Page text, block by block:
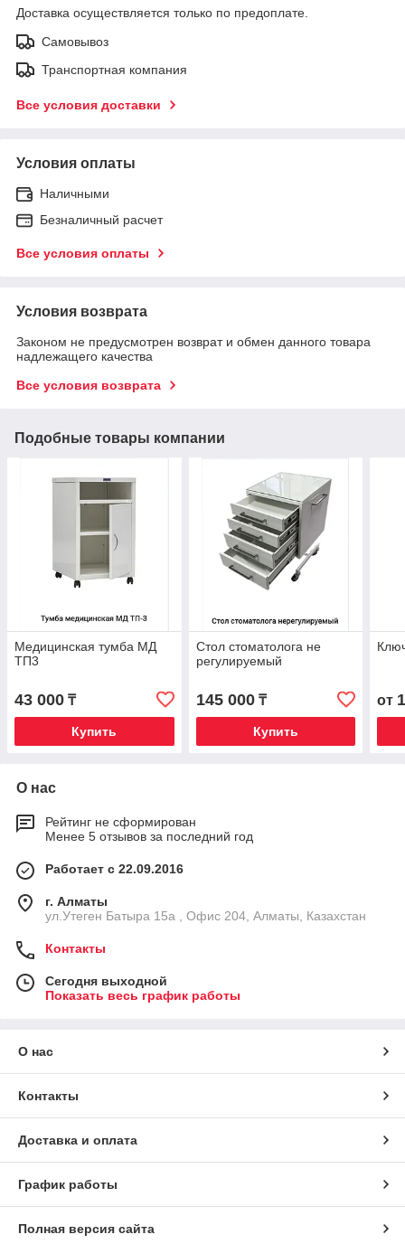
Доставка осуществляется только по предоплате.
Самовывоз
Транспортная компания
Все условия доставки
Условия оплаты
Наличными
Безналичный расчет
Все условия оплаты
Условия возврата
Законом не предусмотрен возврат и обмен данного товара
надлежащего качества
Все условия возврата
Подобные товары компании
Медицинская тумба МД
ТП3
43 000 ₸
Купить
Стол стоматолога не
регулируемый
145 000₸
Купить
от
О нас
Рейтинг не сформирован
Менее 5 отзывов за последний год
Работает с 22.09.2016
г. Алматы
ул.Утеген Батыра 15а , Офис 204, Алматы, Казахстан
Контакты
Сегодня выходной
Показать весь график работы
О нас
Контакты
Доставка и оплата
График работы
Полная версия сайта